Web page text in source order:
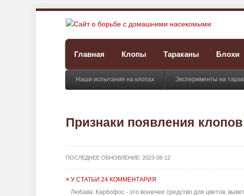
Главная Клопы Тараканы Блохи
Наши испытания на клопах Эксперименты на
Признаки появления
ПОСЛЕДНЕЕ ОБНОВЛЕНИЕ: 2023-08-12
≡ У СТАТЬИ 24 КОММЕНТАРИЯ
Любава: Карбофос - это вонючее средство для цветов,